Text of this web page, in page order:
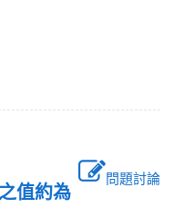
問題討論
值約為